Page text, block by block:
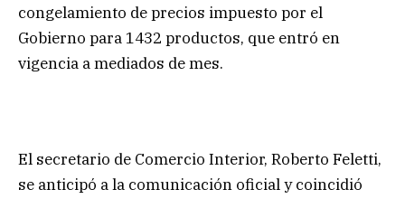
congelamiento de precios impuesto por el
Gobierno para 1432 productos, que entró en
vigencia a mediados de mes.
El secretario de Comercio Interior, Roberto Feletti,
se anticipó a la comunicación oficial y coincidió